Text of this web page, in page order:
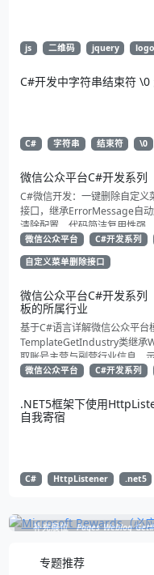
js 二维码 jquery
C#开发中字符串结束符 \0
C# 字符串 结束符 \0
微信公众平台C#开发系列
C#微信开发：一键删除自定
接口，继承ErrorMessage自
清除配置。代码简洁复用性强
取状态。适合动态管理公众号
微信公众平台 C#开发系列
自定义菜单删除接口
微信公众平台C#开发系列
板的所属行业
基于C#语言详解微信公众平台
TemplateGetIndustry类继承
取账号主营与副营行业信息。
与second_class数据，为开发
微信公众平台 C#开发系列
.NET5框架下使用
自我寄宿
C# HttpListener .net5
补充展位
专题推荐